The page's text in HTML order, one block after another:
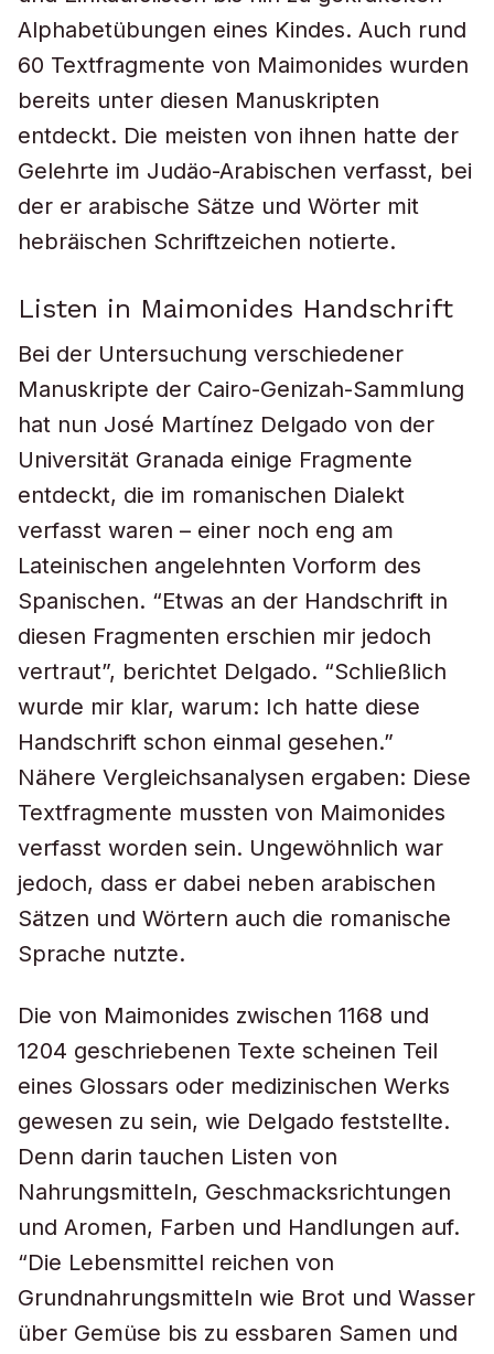
Alphabetübungen eines Kindes. Auch rund
60 Textfragmente von Maimonides wurden
bereits unter diesen Manuskripten
entdeckt. Die meisten von ihnen hatte der
Gelehrte im Judäo-Arabischen verfasst, bei
der er arabische Sätze und Wörter mit
hebräischen Schriftzeichen notierte.
Listen in Maimonides Handschrift
Bei der Untersuchung verschiedener
Manuskripte der Cairo-Genizah-Sammlung
hat nun José Martínez Delgado von der
Universität Granada einige Fragmente
entdeckt, die im romanischen Dialekt
verfasst waren – einer noch eng am
Lateinischen angelehnten Vorform des
Spanischen. “Etwas an der Handschrift in
diesen Fragmenten erschien mir jedoch
vertraut”, berichtet Delgado. “Schließlich
wurde mir klar, warum: Ich hatte diese
Handschrift schon einmal gesehen.”
Nähere Vergleichsanalysen ergaben: Diese
Textfragmente mussten von Maimonides
verfasst worden sein. Ungewöhnlich war
jedoch, dass er dabei neben arabischen
Sätzen und Wörtern auch die romanische
Sprache nutzte.
Die von Maimonides zwischen 1168 und
1204 geschriebenen Texte scheinen Teil
eines Glossars oder medizinischen Werks
gewesen zu sein, wie Delgado feststellte.
Denn darin tauchen Listen von
Nahrungsmitteln, Geschmacksrichtungen
und Aromen, Farben und Handlungen auf.
“Die Lebensmittel reichen von
Grundnahrungsmitteln wie Brot und Wasser
über Gemüse bis zu essbaren Samen und